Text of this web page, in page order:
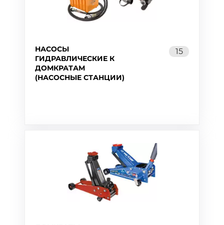
НАСОСЫ
ГИДРАВЛИЧЕСКИЕ К
ДОМКРАТАМ
(НАСОСНЫЕ СТАНЦИИ)
15